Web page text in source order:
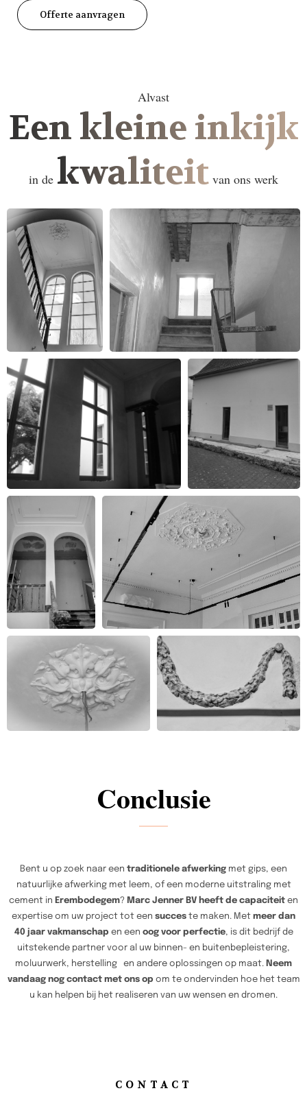
Offerte aanvragen
Alvast
Een kleine inkijk
in de kwaliteit van ons werk
Conclusie
Bent u op zoek naar een traditionele afwerking met gips, een
natuurlijke afwerking met leem, of een moderne uitstraling met
cement in Erembodegem? Marc Jenner BV heeft de capaciteit en
expertise om uw project tot een succes te maken. Met meer dan
40 jaar vakmanschap en een oog voor perfectie, is dit bedrijf de
uitstekende partner voor al uw binnen- en buitenbepleistering,
moluurwerk, herstelling en andere oplossingen op maat. Neem
vandaag nog contact met ons op om te ondervinden hoe het team
u kan helpen bij het realiseren van uw wensen en dromen.
CONTACT